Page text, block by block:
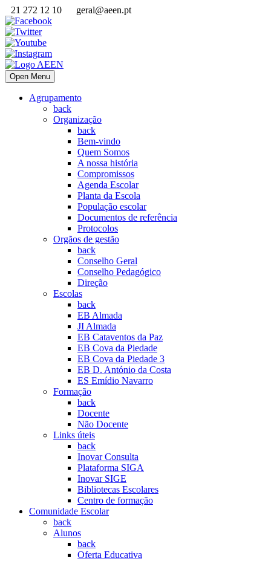
21 272 12 10 geral@aeen.pt
Open Menu
Agrupamento
back
Organização
back
Bem-vindo
Quem Somos
A nossa história
Compromissos
Agenda Escolar
Planta da Escola
População escolar
Documentos de referência
Protocolos
Orgãos de gestão
back
Conselho Geral
Conselho Pedagógico
Direção
Escolas
back
EB Almada
JI Almada
EB Cataventos da Paz
EB Cova da Piedade
EB Cova da Piedade 3
EB D. António da Costa
ES Emídio Navarro
Formação
back
Docente
Não Docente
Links úteis
back
Inovar Consulta
Plataforma SIGA
Inovar SIGE
Bibliotecas Escolares
Centro de formação
Comunidade Escolar
back
Alunos
back
Oferta Educativa